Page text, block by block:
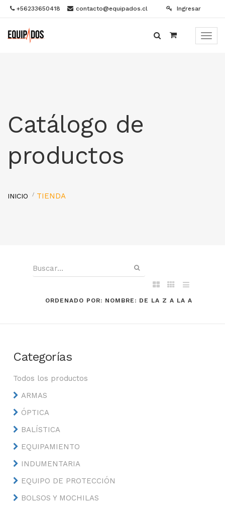
+56233650418 contacto@equipados.cl Ingresar
Menú
Catálogo de
productos
INICIO TIENDA
ORDENADO POR: NOMBRE: DE LA Z A LA A
Categorías
Todos los productos
ARMAS
ÓPTICA
BALÍSTICA
EQUIPAMIENTO
INDUMENTARIA
EQUIPO DE PROTECCIÓN
BOLSOS Y MOCHILAS